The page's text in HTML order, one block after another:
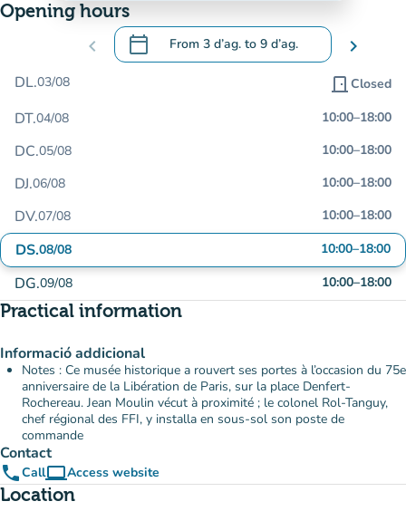
Opening hours
chevron_left calendar_today From 3 d’ag. to 9 d’ag.
.Open the calendar to change dates
chevron_right
DL.03/08 door_front Closed
DT.04/08 10:00–18:00
DC.05/08 10:00–18:00
DJ.06/08 10:00–18:00
DV.07/08 10:00–18:00
DS.08/08 10:00–18:00
DG.09/08 10:00–18:00
Practical information
Informació addicional
Notes : Ce musée historique a rouvert ses portes à l’occasion du 75e
anniversaire de la Libération de Paris, sur la place Denfert-
Rochereau. Jean Moulin vécut à proximité ; le colonel Rol-Tanguy,
chef régional des FFI, y installa en sous-sol son poste de
commande
Contact
phoneCallcomputerAccess website
(new tab)
Location